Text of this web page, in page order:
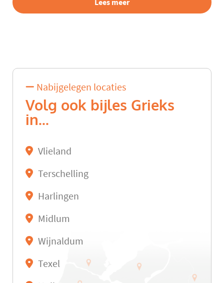
Nabijgelegen locaties
Volg ook bijles Grieks
in...
Vlieland
Terschelling
Harlingen
Midlum
Wijnaldum
Texel